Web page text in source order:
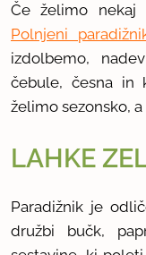
Če želimo nekaj
Polnjeni
izdolbemo,
čebule, česna in
želimo sezonsko,
LAHKE
Paradižnik je
družbi bučk,